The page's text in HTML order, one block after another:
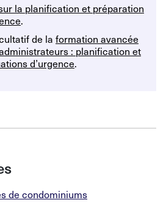
la planification et préparation
.
de la formation avancée
: planification et
d’urgence.
de condominiums